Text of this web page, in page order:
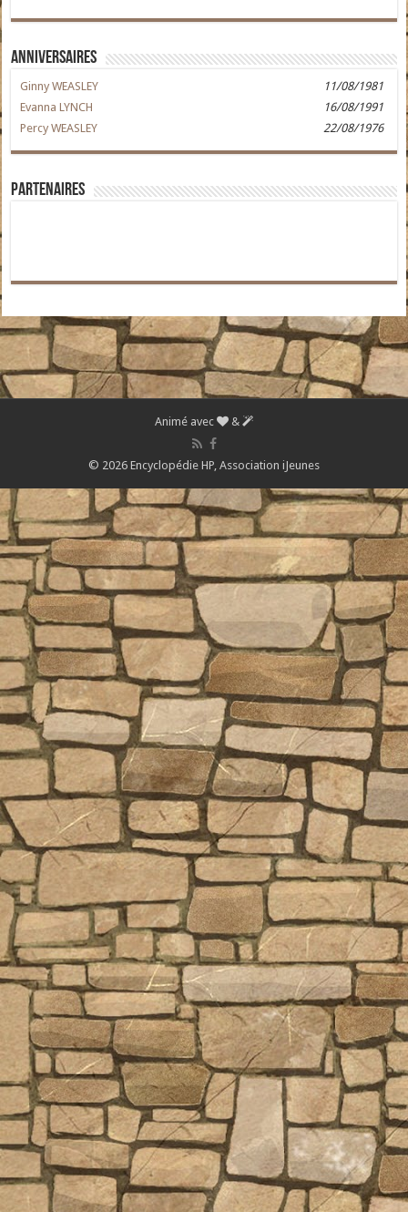
Anniversaires
Ginny WEASLEY
11/08/1981
Evanna LYNCH
16/08/1991
Percy WEASLEY
22/08/1976
Partenaires
Animé avec &
© 2026 Encyclopédie HP, Association iJeunes